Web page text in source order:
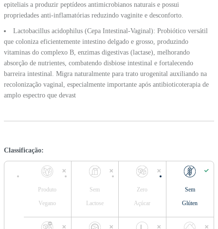
epiteliais a produzir peptídeos antimicrobianos naturais e possui
propriedades anti-inflamatórias reduzindo vaginite e desconforto.
Lactobacillus acidophilus (Cepa Intestinal-Vaginal): Probiótico versátil
que coloniza eficientemente intestino delgado e grosso, produzindo
vitaminas do complexo B, enzimas digestivas (lactase), melhorando
absorção de nutrientes, combatendo disbiose intestinal e fortalecendo
barreira intestinal. Migra naturalmente para trato urogenital auxiliando na
recolonização vaginal, especialmente importante após antibioticoterapia de
amplo espectro que devast
Classificação:
Produto
Vegano
Sem
Lactose
Zero
Açúcar
Sem
Glúten